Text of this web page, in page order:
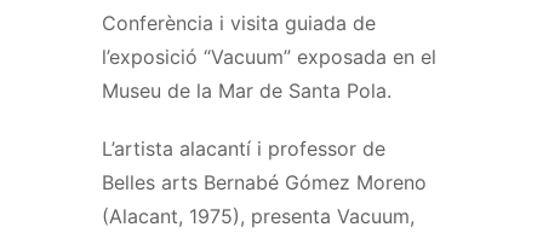
Conferència i visita guiada de
l’exposició “Vacuum” exposada en el
Museu de la Mar de Santa Pola.
L’artista alacantí i professor de
Belles arts Bernabé Gómez Moreno
(Alacant, 1975), presenta Vacuum,